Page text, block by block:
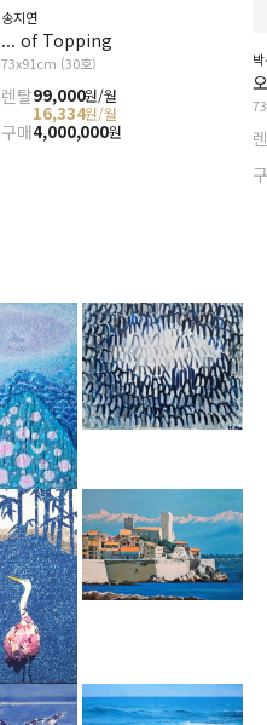
송지연
... of Topping
73x91cm (30호)
렌탈99,000원/월
16,334원/월
구매4,000,000원